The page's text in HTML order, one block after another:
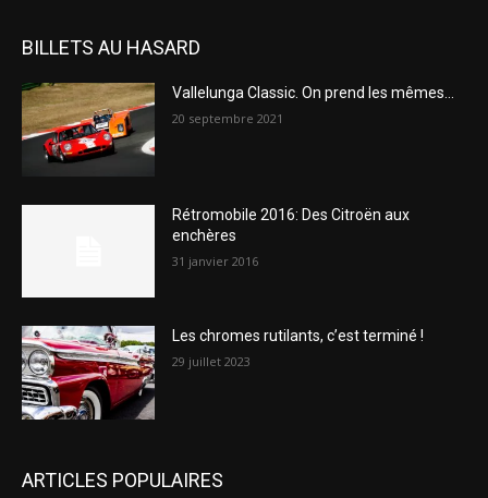
BILLETS AU HASARD
Vallelunga Classic. On prend les mêmes…
20 septembre 2021
Rétromobile 2016: Des Citroën aux
enchères
31 janvier 2016
Les chromes rutilants, c’est terminé !
29 juillet 2023
ARTICLES POPULAIRES